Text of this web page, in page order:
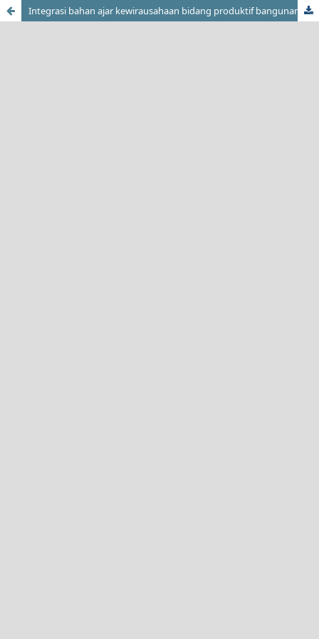
Integrasi bahan ajar kewirausahaan bidang produktif bangunan